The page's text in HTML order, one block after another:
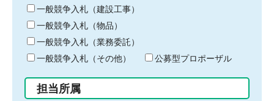
キ
ー
ワ
ー
ド
入
力
一般競争入札（建設工事）
一般競争入札（物品）
一般競争入札（業務委託）
一般競争入札（その他）
公募型プロポーザル
担当所属